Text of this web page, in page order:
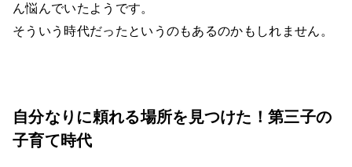
ん悩んでいたようです。
そういう時代だったというのもあるのかもしれません。
自分なりに頼れる場所を見つけた！第三子の
子育て時代